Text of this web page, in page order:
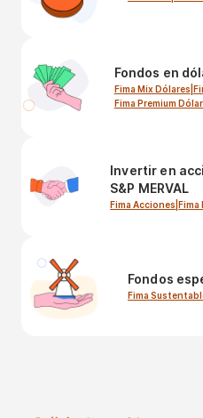
Fondos en
Fima Mix Dólares
Fima Premium
Invertir en
S&P MERVAL
Fima Acciones |Fima
Fondos
Fima